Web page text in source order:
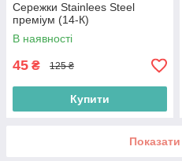
Сережки Stainlees Steel
преміум (14-К)
В наявності
45 ₴ 125 ₴
Купити